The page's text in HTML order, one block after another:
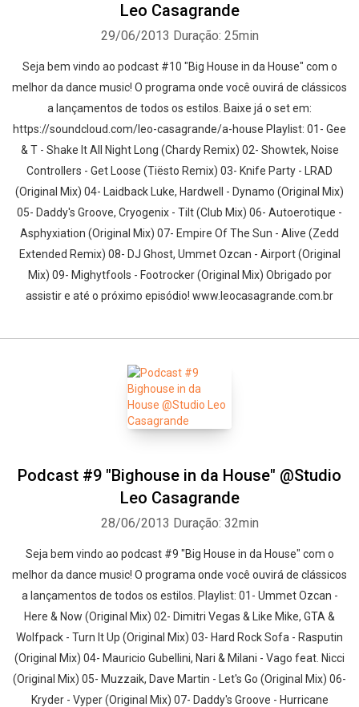
Leo Casagrande
29/06/2013 Duração: 25min
Seja bem vindo ao podcast #10 "Big House in da House" com o
melhor da dance music! O programa onde você ouvirá de clássicos
a lançamentos de todos os estilos. Baixe já o set em:
https://soundcloud.com/leo-casagrande/a-house Playlist: 01- Gee
& T - Shake It All Night Long (Chardy Remix) 02- Showtek, Noise
Controllers - Get Loose (Tiësto Remix) 03- Knife Party - LRAD
(Original Mix) 04- Laidback Luke, Hardwell - Dynamo (Original Mix)
05- Daddy's Groove, Cryogenix - Tilt (Club Mix) 06- Autoerotique -
Asphyxiation (Original Mix) 07- Empire Of The Sun - Alive (Zedd
Extended Remix) 08- DJ Ghost, Ummet Ozcan - Airport (Original
Mix) 09- Mighytfools - Footrocker (Original Mix) Obrigado por
assistir e até o próximo episódio! www.leocasagrande.com.br
Podcast #9 "Bighouse in da House" @Studio
Leo Casagrande
28/06/2013 Duração: 32min
Seja bem vindo ao podcast #9 "Big House in da House" com o
melhor da dance music! O programa onde você ouvirá de clássicos
a lançamentos de todos os estilos. Playlist: 01- Ummet Ozcan -
Here & Now (Original Mix) 02- Dimitri Vegas & Like Mike, GTA &
Wolfpack - Turn It Up (Original Mix) 03- Hard Rock Sofa - Rasputin
(Original Mix) 04- Mauricio Gubellini, Nari & Milani - Vago feat. Nicci
(Original Mix) 05- Muzzaik, Dave Martin - Let's Go (Original Mix) 06-
Kryder - Vyper (Original Mix) 07- Daddy's Groove - Hurricane